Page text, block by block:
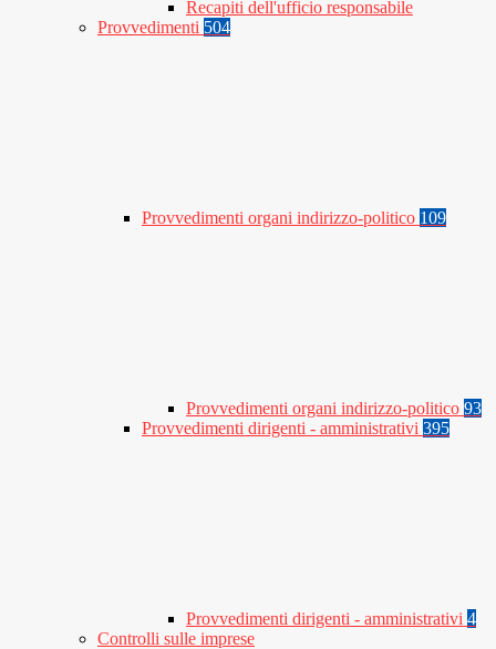
Recapiti dell'ufficio responsabile
Provvedimenti 504
Provvedimenti organi indirizzo-politico 109
Provvedimenti organi indirizzo-politico 93
Provvedimenti dirigenti - amministrativi 395
Provvedimenti dirigenti - amministrativi 4
Controlli sulle imprese